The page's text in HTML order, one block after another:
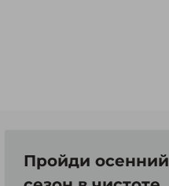
Пройди осенний